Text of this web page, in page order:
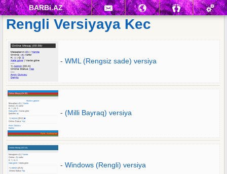
BARBi.AZ
Rengli Versiyaya Kec
- WML (Rengsiz sade) versiya
- (Milli Bayraq) versiya
- Windows (Rengli) versiya